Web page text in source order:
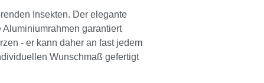
Insekten. Der elegante
garantiert
- er kann daher an fast jedem
Wunschmaß gefertigt